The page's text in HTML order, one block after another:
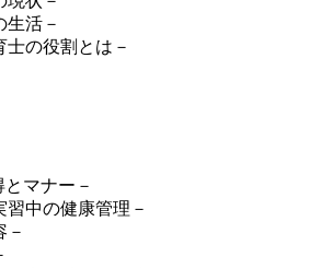
活－
の役割とは－
マナー－
中の健康管理－
－